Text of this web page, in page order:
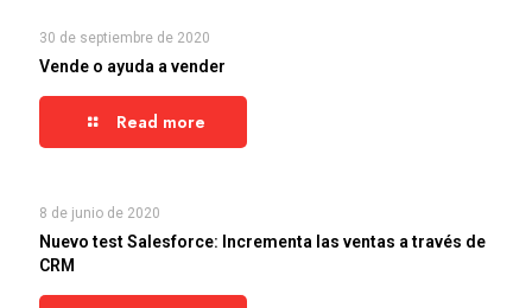
30 de septiembre de 2020
Vende o ayuda a vender
Read more
8 de junio de 2020
Nuevo test Salesforce: Incrementa las ventas a través de
CRM